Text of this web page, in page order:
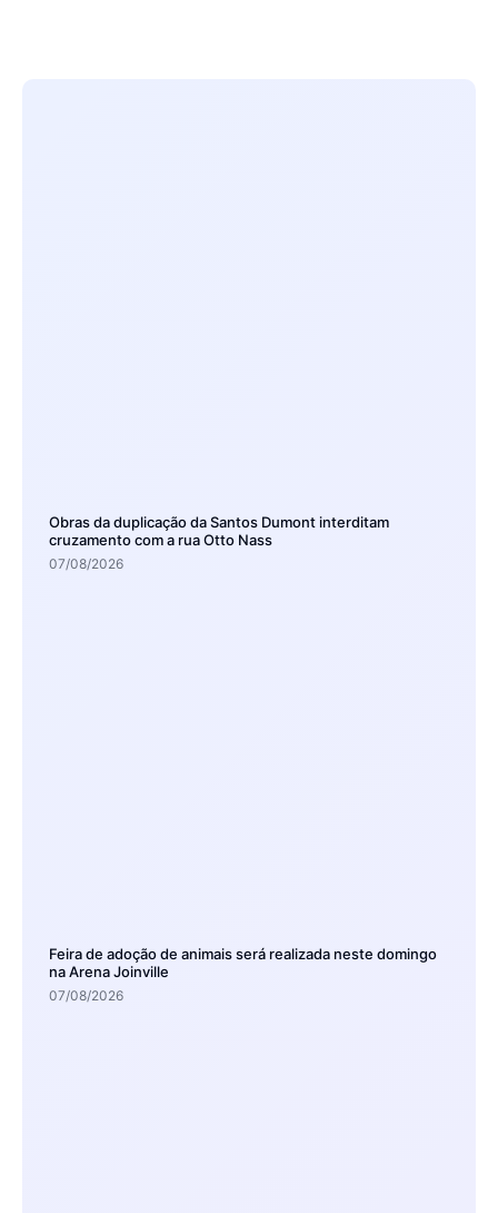
Obras da duplicação da Santos Dumont interditam
cruzamento com a rua Otto Nass
07/08/2026
Feira de adoção de animais será realizada neste domingo
na Arena Joinville
07/08/2026